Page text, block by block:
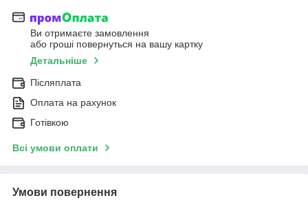
Ви отримаєте замовлення
або гроші повернуться на вашу картку
Детальніше
Післяплата
Оплата на рахунок
Готівкою
Всі умови оплати
Умови повернення